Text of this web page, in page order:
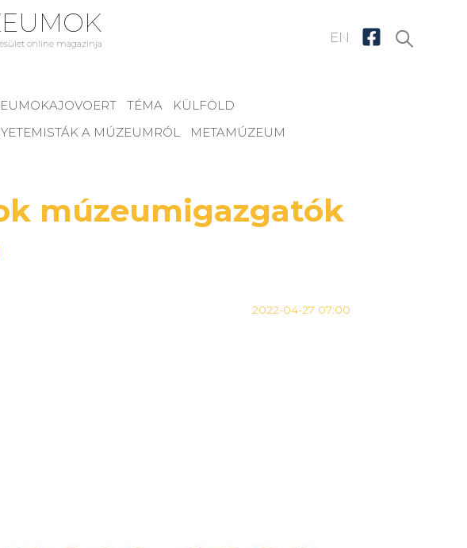
online magazinja EN
TÉMA
KÜLFÖLD
A MÚZEUMRÓL METAMÚZEUM
múzeumigazgatók
2022-04-27 07:00